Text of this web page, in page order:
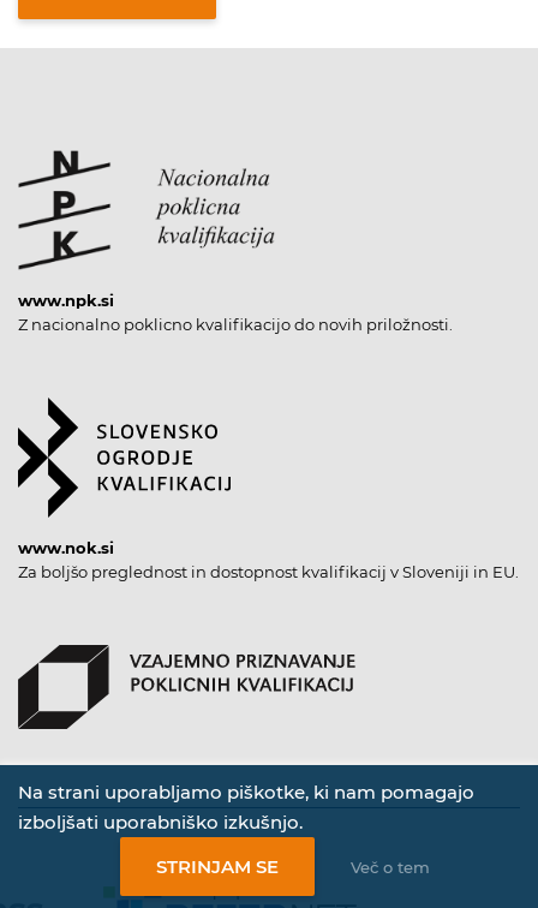
Na strani uporabljamo piškotke, ki nam pomagajo
izboljšati uporabniško izkušnjo.
STRINJAM SE
Več o tem
www.npk.si
Z nacionalno poklicno kvalifikacijo do novih priložnosti.
www.nok.si
Za boljšo preglednost in dostopnost kvalifikacij v Sloveniji in EU.